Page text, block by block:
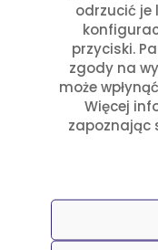
odrzucić je
przyciski.
zgody na
może
Więcej
zapoznając
Przepisy
Czytaj dalej